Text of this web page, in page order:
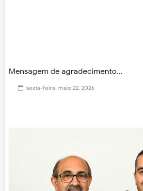
Mensagem de agradecimento...
sexta-feira, maio 22, 2026